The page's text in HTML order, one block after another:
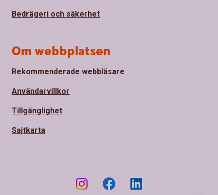
Bedrägeri och säkerhet
Om webbplatsen
Rekommenderade webbläsare
Användarvillkor
Tillgänglighet
Sajtkarta